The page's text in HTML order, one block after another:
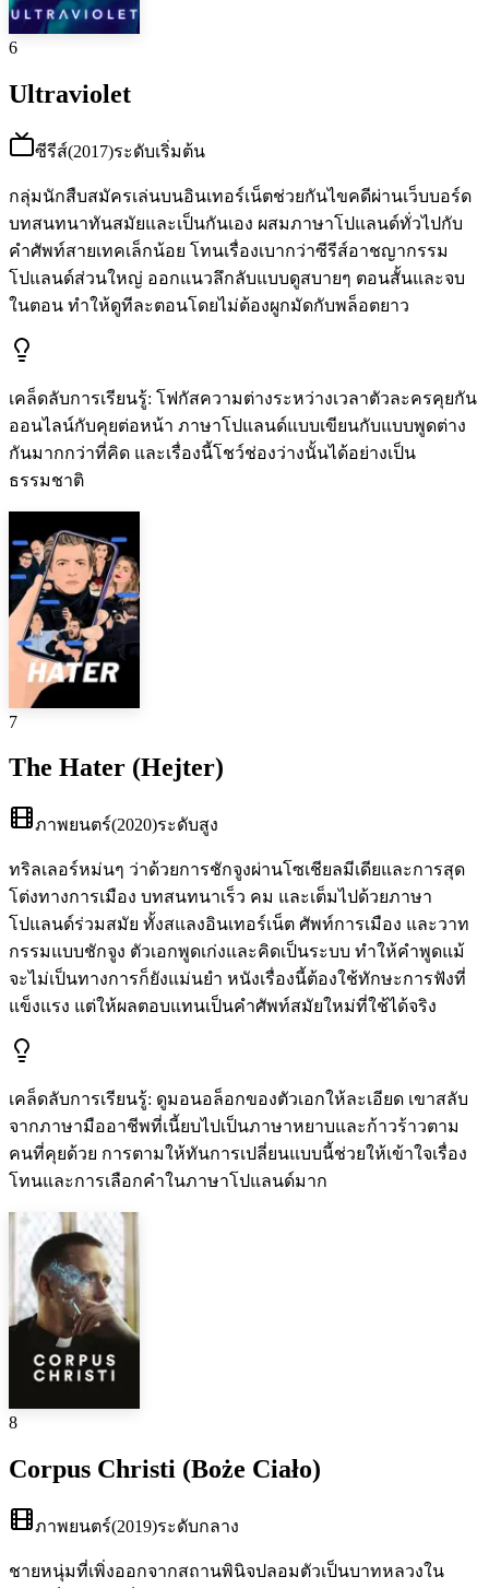
6
Ultraviolet
ซีรีส์(2017)ระดับเริ่มต้น
กลุ่มนักสืบสมัครเล่นบนอินเทอร์เน็ตช่วยกันไขคดีผ่านเว็บบอร์ด
บทสนทนาทันสมัยและเป็นกันเอง ผสมภาษาโปแลนด์ทั่วไปกับ
คำศัพท์สายเทคเล็กน้อย โทนเรื่องเบากว่าซีรีส์อาชญากรรม
โปแลนด์ส่วนใหญ่ ออกแนวลึกลับแบบดูสบายๆ ตอนสั้นและจบ
ในตอน ทำให้ดูทีละตอนโดยไม่ต้องผูกมัดกับพล็อตยาว
เคล็ดลับการเรียนรู้: โฟกัสความต่างระหว่างเวลาตัวละครคุยกัน
ออนไลน์กับคุยต่อหน้า ภาษาโปแลนด์แบบเขียนกับแบบพูดต่าง
กันมากกว่าที่คิด และเรื่องนี้โชว์ช่องว่างนั้นได้อย่างเป็น
ธรรมชาติ
7
The Hater (Hejter)
ภาพยนตร์(2020)ระดับสูง
ทริลเลอร์หม่นๆ ว่าด้วยการชักจูงผ่านโซเชียลมีเดียและการสุด
โต่งทางการเมือง บทสนทนาเร็ว คม และเต็มไปด้วยภาษา
โปแลนด์ร่วมสมัย ทั้งสแลงอินเทอร์เน็ต ศัพท์การเมือง และวาท
กรรมแบบชักจูง ตัวเอกพูดเก่งและคิดเป็นระบบ ทำให้คำพูดแม้
จะไม่เป็นทางการก็ยังแม่นยำ หนังเรื่องนี้ต้องใช้ทักษะการฟังที่
แข็งแรง แต่ให้ผลตอบแทนเป็นคำศัพท์สมัยใหม่ที่ใช้ได้จริง
เคล็ดลับการเรียนรู้: ดูมอนอล็อกของตัวเอกให้ละเอียด เขาสลับ
จากภาษามืออาชีพที่เนี้ยบไปเป็นภาษาหยาบและก้าวร้าวตาม
คนที่คุยด้วย การตามให้ทันการเปลี่ยนแบบนี้ช่วยให้เข้าใจเรื่อง
โทนและการเลือกคำในภาษาโปแลนด์มาก
8
Corpus Christi (Boże Ciało)
ภาพยนตร์(2019)ระดับกลาง
ชายหนุ่มที่เพิ่งออกจากสถานพินิจปลอมตัวเป็นบาทหลวงใน